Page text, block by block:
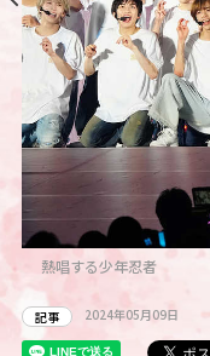
熱唱する少年忍者
記事 2024年05月09日